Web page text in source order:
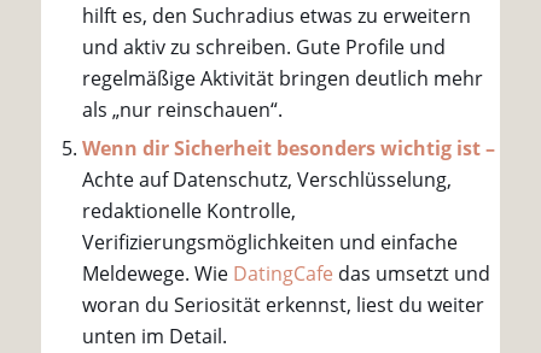
hilft es, den Suchradius etwas zu erweitern
und aktiv zu schreiben. Gute Profile und
regelmäßige Aktivität bringen deutlich mehr
als „nur reinschauen“.
Wenn dir Sicherheit besonders wichtig ist –
Achte auf Datenschutz, Verschlüsselung,
redaktionelle Kontrolle,
Verifizierungsmöglichkeiten und einfache
Meldewege. Wie DatingCafe das umsetzt und
woran du Seriosität erkennst, liest du weiter
unten im Detail.